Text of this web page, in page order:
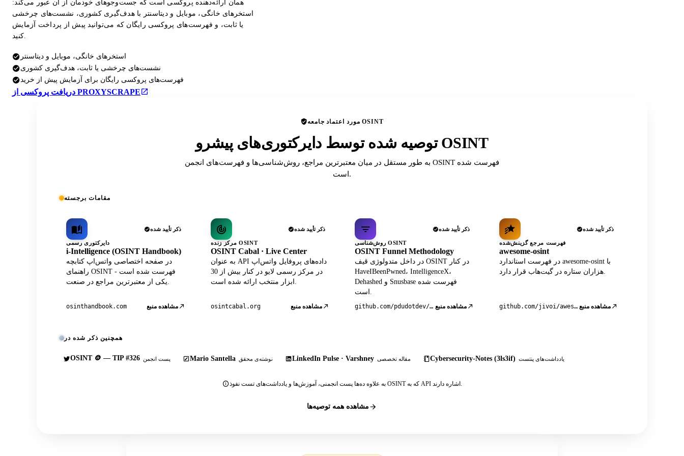
همان ارائه‌دهنده پروکسی است که جست‌وجوهای خودمان از آن عبور می‌کند:
استخرهای خانگی، موبایل و دیتاسنتر با هدف‌گیری کشوری، نشست‌های چرخشی
یا ثابت، و فهرست‌های پروکسی رایگان که می‌توانید پیش از پرداخت آزمایش
کنید.
استخرهای خانگی، موبایل و دیتاسنتر
نشست‌های چرخشی یا ثابت، هدف‌گیری کشوری
فهرست‌های پروکسی رایگان برای آزمایش پیش از خرید
دریافت پروکسی از PROXYSCRAPE
مورد اعتماد جامعه OSINT
توصیه شده توسط دایرکتوری‌های پیشرو OSINT
به طور مستقل در میان معتبرترین مراجع، روش‌شناسی‌ها و فهرست‌های انجمن OSINT فهرست شده
است.
مقامات برجسته
ذکر تأیید شده
دایرکتوری رسمی
i-Intelligence (OSINT Handbook)
در صفحه اختصاصی واتس‌اپ کتابچه
راهنمای OSINT فهرست شده است -
یکی از معتبرترین مراجع در صنعت.
osinthandbook.com مشاهده منبع
ذکر تأیید شده
مرکز زنده OSINT
OSINT Cabal · Live Center
به عنوان API داده‌های پروفایل واتس‌اپ
در مرکز رسمی لایو در کنار بیش از 30
ابزار منتخب ارائه شده است.
osintcabal.org مشاهده منبع
ذکر تأیید شده
روش‌شناسی OSINT
OSINT Funnel Methodology
در داخل متدولوژی قیف OSINT در کنار
HaveIBeenPwned، IntelligenceX،
Dehashed و Snusbase فهرست شده
است.
github.com/pdudotdev/ofm مشاهده منبع
ذکر تأیید شده
فهرست مرجع گزینش‌شده
awesome-osint
در فهرست استاندارد awesome-osint با
هزاران ستاره در گیت‌هاب قرار دارد.
github.com/jivoi/awesome-osint مشاهده منبع
همچنین ذکر شده در
OSINT 🪙 — TIP #326 پست انجمن Mario Santella نوشته‌ی محقق LinkedIn Pulse · Varshney مقاله تخصصی Cybersecurity-Notes (3ls3if) یادداشت‌های پنتست
به علاوه ده‌ها پست انجمنی، آموزش‌ها و یادداشت‌های تست نفوذ OSINT که به API اشاره دارند.
مشاهده همه توصیه‌ها